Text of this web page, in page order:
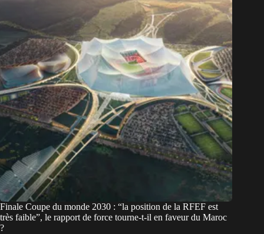
Finale Coupe du monde 2030 : “la position de la RFEF est
très faible”, le rapport de force tourne-t-il en faveur du Maroc
?